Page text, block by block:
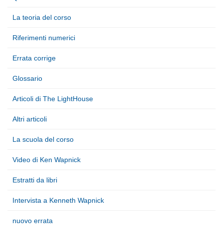
La teoria del corso
Riferimenti numerici
Errata corrige
Glossario
Articoli di The LightHouse
Altri articoli
La scuola del corso
Video di Ken Wapnick
Estratti da libri
Intervista a Kenneth Wapnick
nuovo errata